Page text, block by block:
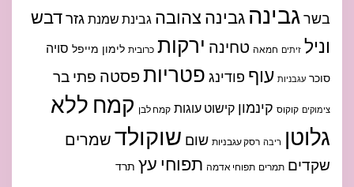
בשר גבינה גבינה צהובה גבינת שמנת גזרדבש
וניל זיתים חמאה טחינה ירקות כרובית לימון מייפל סויה
סוכר עגבניות עוף פודינג פטריותפסטה פתי בר
צימוקים קוקוס קינמון קישוט עוגות קמח לבן קמח ללא
גלוטן ריבה רסק עגבניות שום שוקולד שמרים
שקדים תמרים תפוחי אדמה תפוחי עץ תרד